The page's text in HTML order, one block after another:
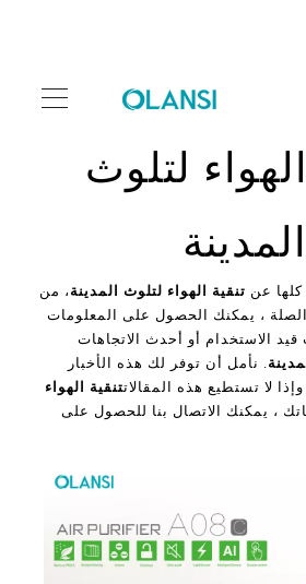
لتلوث
المدينة
كلها عن تنقية الهواء لتلوث المدينة ، من
، يمكنك الحصول على المعلومات
الاستخدام أو أحدث الاتجاهات
. نأمل أن توفر لك هذه الأخبار
لا تستطيع هذه المقالاتتنقية الهواء
، يمكنك الاتصال بنا للحصول على